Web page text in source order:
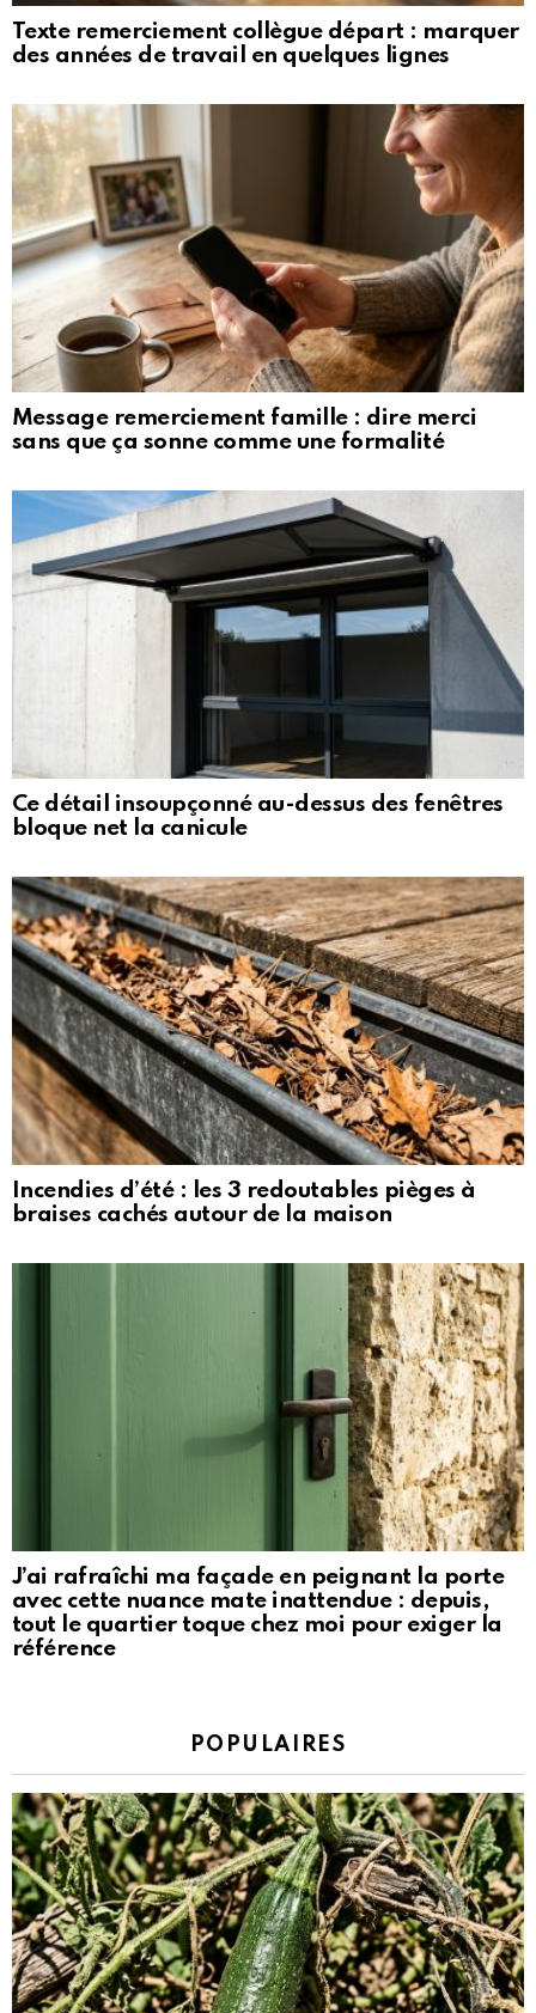
Texte remerciement collègue départ : marquer
des années de travail en quelques lignes
Message remerciement famille : dire merci
sans que ça sonne comme une formalité
Ce détail insoupçonné au-dessus des fenêtres
bloque net la canicule
Incendies d’été : les 3 redoutables pièges à
braises cachés autour de la maison
J’ai rafraîchi ma façade en peignant la porte
avec cette nuance mate inattendue : depuis,
tout le quartier toque chez moi pour exiger la
référence
POPULAIRES